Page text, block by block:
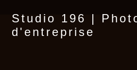
Studio 196 |
d'entreprise